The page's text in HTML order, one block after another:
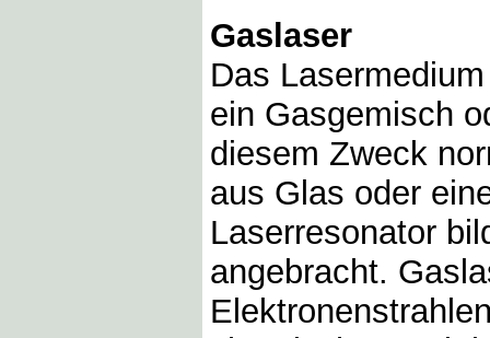
Gaslaser
Das
ein Gasgemisch
diesem Zweck
aus Glas oder
Laserresonator
angebracht.